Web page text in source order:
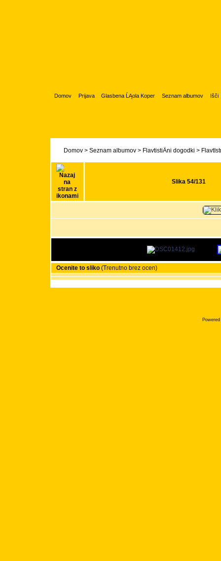
Domov Prijava Glasbena ĹĄola Koper Seznam albumov Išči
Domov> Seznam albumov> FlavtistiÄni dogodki >
Slika 54/131
Ocenite to sliko(Trenutno brez ocen)